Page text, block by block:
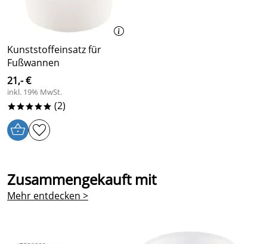
Kunststoffeinsatz für
Fußwannen
21,- €
inkl. 19% MwSt.
***** (2)
Zusammengekauft mit
Mehr entdecken >